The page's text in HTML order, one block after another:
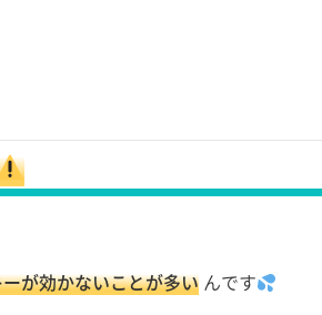
が効かないことが多い んです